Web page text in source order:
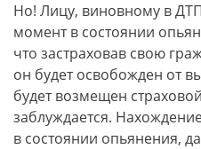
Но! Лицу, виновному в
момент в состоянии
что застраховав свою
он будет освобожден от
будет возмещен
заблуждается.
в состоянии опьянения,